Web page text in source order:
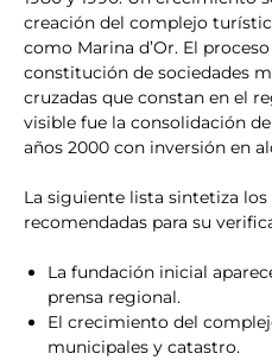
creación del complejo
como Marina d’Or. El
constitución de sociedades
cruzadas que constan en el
visible fue la consolidación
años 2000 con inversión en
La siguiente lista sintetiza
recomendadas para su
La fundación inicial
prensa regional.
El crecimiento del
municipales y catastro.